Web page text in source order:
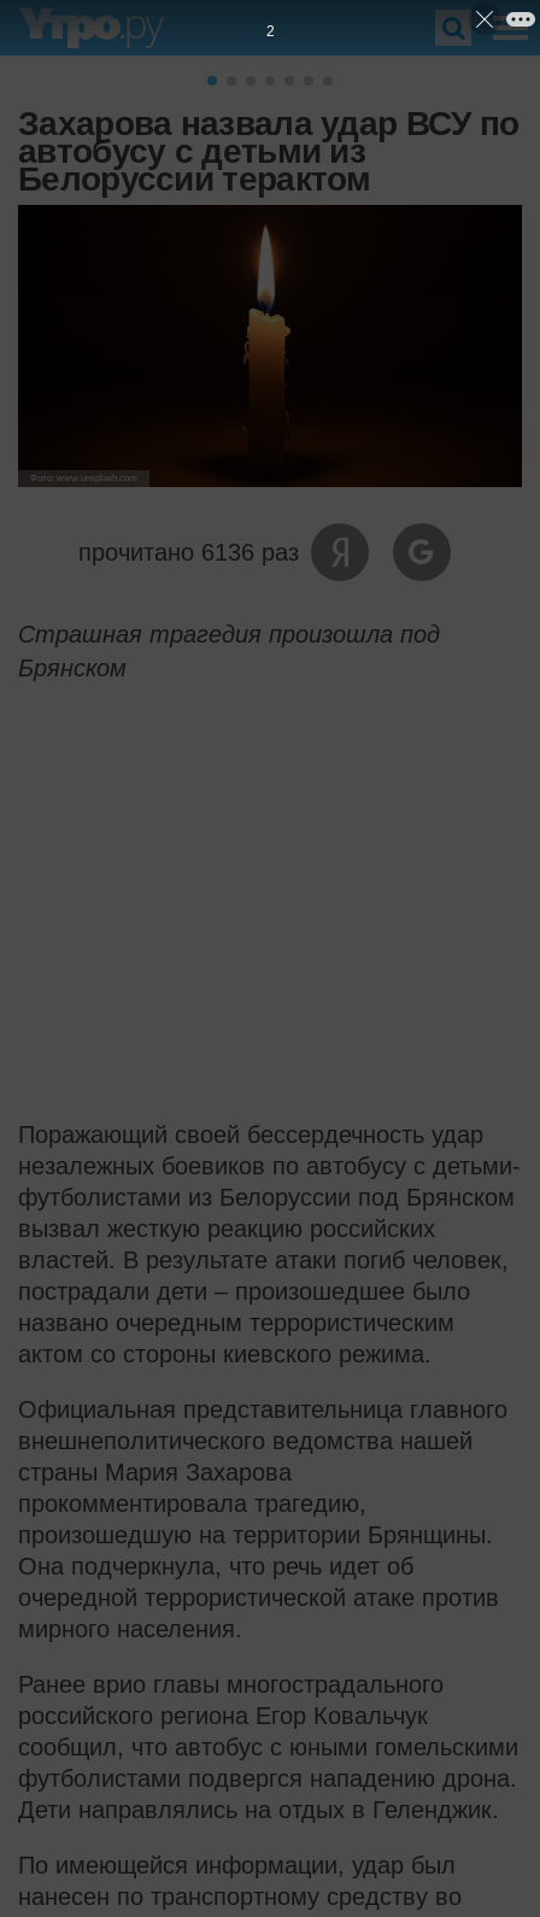
Захарова назвала удар ВСУ по
автобусу с детьми из
Белоруссии терактом
Фото: www.unsplash.com
прочитано 6136 раз
Страшная трагедия произошла под
Брянском
Поражающий своей бессердечность удар
незалежных боевиков по автобусу с детьми-
футболистами из Белоруссии под Брянском
вызвал жесткую реакцию российских
властей. В результате атаки погиб человек,
пострадали дети – произошедшее было
названо очередным террористическим
актом со стороны киевского режима.
Официальная представительница главного
внешнеполитического ведомства нашей
страны Мария Захарова
прокомментировала трагедию,
произошедшую на территории Брянщины.
Она подчеркнула, что речь идет об
очередной террористической атаке против
мирного населения.
Ранее врио главы многострадального
российского региона Егор Ковальчук
сообщил, что автобус с юными гомельскими
футболистами подвергся нападению дрона.
Дети направлялись на отдых в Геленджик.
По имеющейся информации, удар был
нанесен по транспортному средству во
1